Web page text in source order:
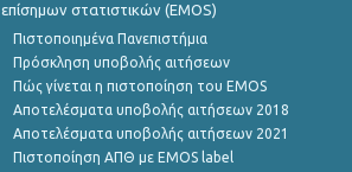
επίσημων στατιστικών (EMOS)
Πιστοποιημένα Πανεπιστήμια
Πρόσκληση υποβολής αιτήσεων
Πώς γίνεται η πιστοποίηση του EMOS
Αποτελέσματα υποβολής αιτήσεων 2018
Αποτελέσματα υποβολής αιτήσεων 2021
Πιστοποίηση ΑΠΘ με EMOS label